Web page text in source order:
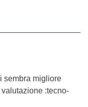
sembra migliore
:tecno-